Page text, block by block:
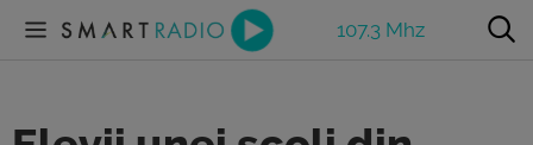
107.3 Mhz